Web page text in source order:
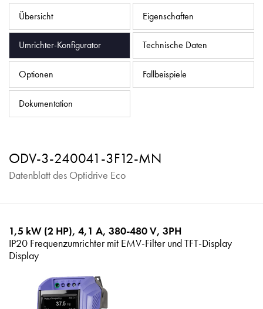
Übersicht Eigenschaften
Umrichter-Konfigurator Technische Daten
Optionen Fallbeispiele
Dokumentation
ODV-3-240041-3F12-MN
Datenblatt des Optidrive Eco
1,5 kW (2 HP), 4,1 A, 380-480 V, 3PH
IP20 Frequenzumrichter mit EMV-Filter und TFT-Display
Display
Datenschutzrichtlinie
Sitemap